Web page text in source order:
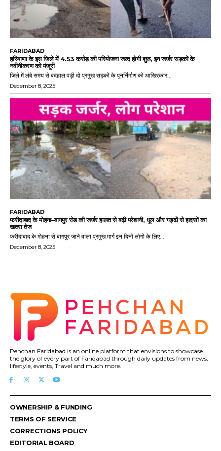
FARIDABAD
हरियाणा के इस जिले में 4.53 करोड़ की परियोजना जल्द होगी शुरू, इन जर्जर सड़कों के
नवीनीकरण को मंजूरी
जिले में लंबे समय से बदहाल पड़ी दो प्रमुख सड़कों के पुनर्निर्माण को आखिरकार...
December 8, 2025
FARIDABAD
फरीदाबाद के मोहना–बागपुर रोड की जर्जर हालत से बढ़ी परेशानी, धूल और गड्ढों से हादसों का
खतरा तेज
फरीदाबाद के मोहना से बागपुर जाने वाला प्रमुख मार्ग इन दिनों लोगों के लिए...
December 8, 2025
Pehchan Faridabad is an online platform that envisions to showcase
the glory of every part of Faridabad through daily updates from news,
lifestyle, events, Travel and much more.
OWNERSHIP & FUNDING
TERMS OF SERVICE
CORRECTIONS POLICY
EDITORIAL BOARD